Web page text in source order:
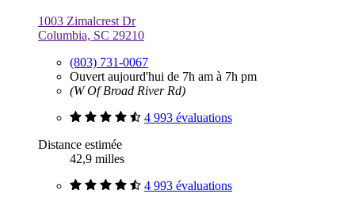
1003 Zimalcrest Dr
Columbia, SC 29210
(803) 731-0067
Ouvert aujourd'hui de 7h am à 7h pm
(W Of Broad River Rd)
4 993 évaluations
Distance estimée
42,9 milles
4 993 évaluations